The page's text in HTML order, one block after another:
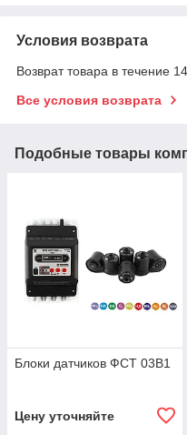
Условия возврата
Возврат товара в течение
Все условия возврата
Подобные товары
Блоки датчиков ФСТ 03В1
Цену уточняйте